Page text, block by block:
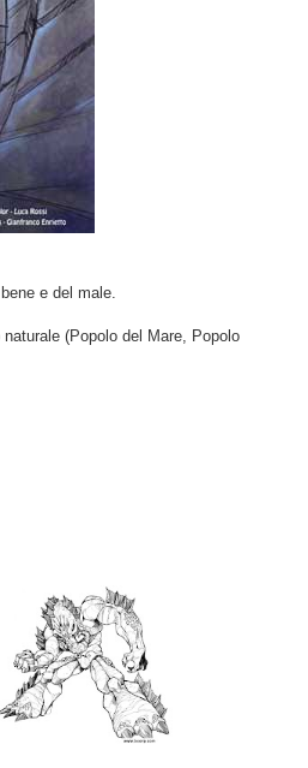
e del male.
(Popolo del Mare, Popolo